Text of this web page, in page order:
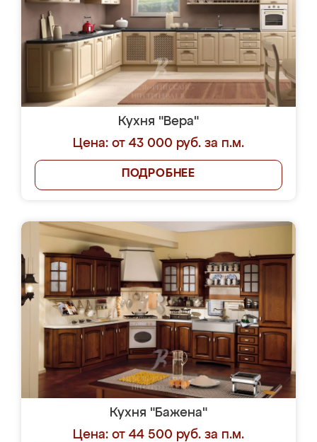
Кухня "Вера"
Цена: от 43 000 руб. за п.м.
ПОДРОБНЕЕ
Кухня "Бажена"
Цена: от 44 500 руб. за п.м.